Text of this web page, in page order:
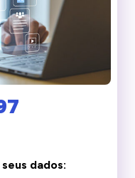
dados: